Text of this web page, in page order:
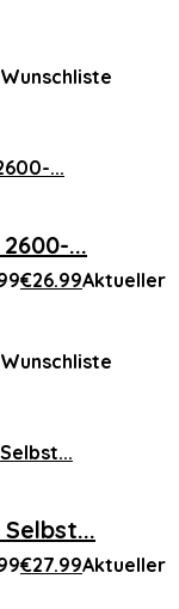
...
€26.99Aktueller
€27.99Aktueller